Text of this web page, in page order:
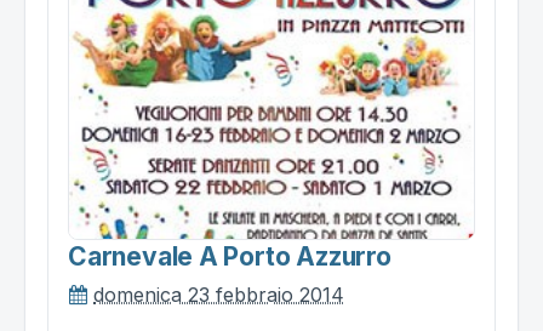
Carnevale A Porto Azzurro
domenica 23 febbraio 2014